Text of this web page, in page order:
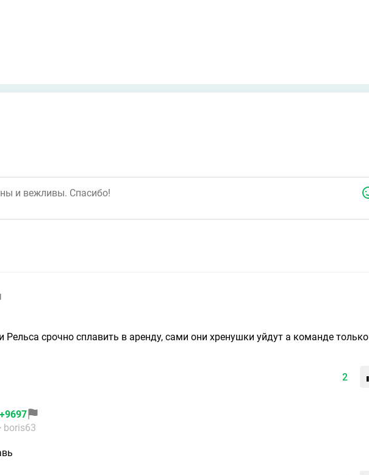
Рельса срочно сплавить в аренду, сами они хренушки уйдут а команде только
2
+9697
boris63